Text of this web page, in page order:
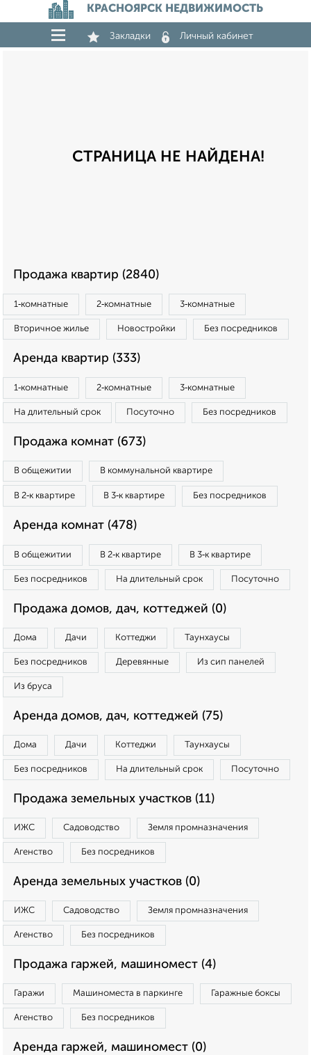
КРАСНОЯРСК НЕДВИЖИМОСТЬ
Закладки Личный кабинет
СТРАНИЦА НЕ НАЙДЕНА!
Продажа квартир (2840)
1‑комнатные 2‑комнатные 3‑комнатные
Вторичное жилье Новостройки Без посредников
Аренда квартир (333)
1‑комнатные 2‑комнатные 3‑комнатные
На длительный срок Посуточно Без посредников
Продажа комнат (673)
В общежитии В коммунальной квартире
В 2‑к квартире В 3‑к квартире Без посредников
Аренда комнат (478)
В общежитии В 2‑к квартире В 3‑к квартире
Без посредников На длительный срок Посуточно
Продажа домов, дач, коттеджей (0)
Дома Дачи Коттеджи Таунхаусы
Без посредников Деревянные Из сип панелей
Из бруса
Аренда домов, дач, коттеджей (75)
Дома Дачи Коттеджи Таунхаусы
Без посредников На длительный срок Посуточно
Продажа земельных участков (11)
ИЖС Садоводство Земля промназначения
Агенство Без посредников
Аренда земельных участков (0)
ИЖС Садоводство Земля промназначения
Агенство Без посредников
Продажа гаржей, машиномест (4)
Гаражи Машиноместа в паркинге Гаражные боксы
Агенство Без посредников
Аренда гаржей, машиномест (0)